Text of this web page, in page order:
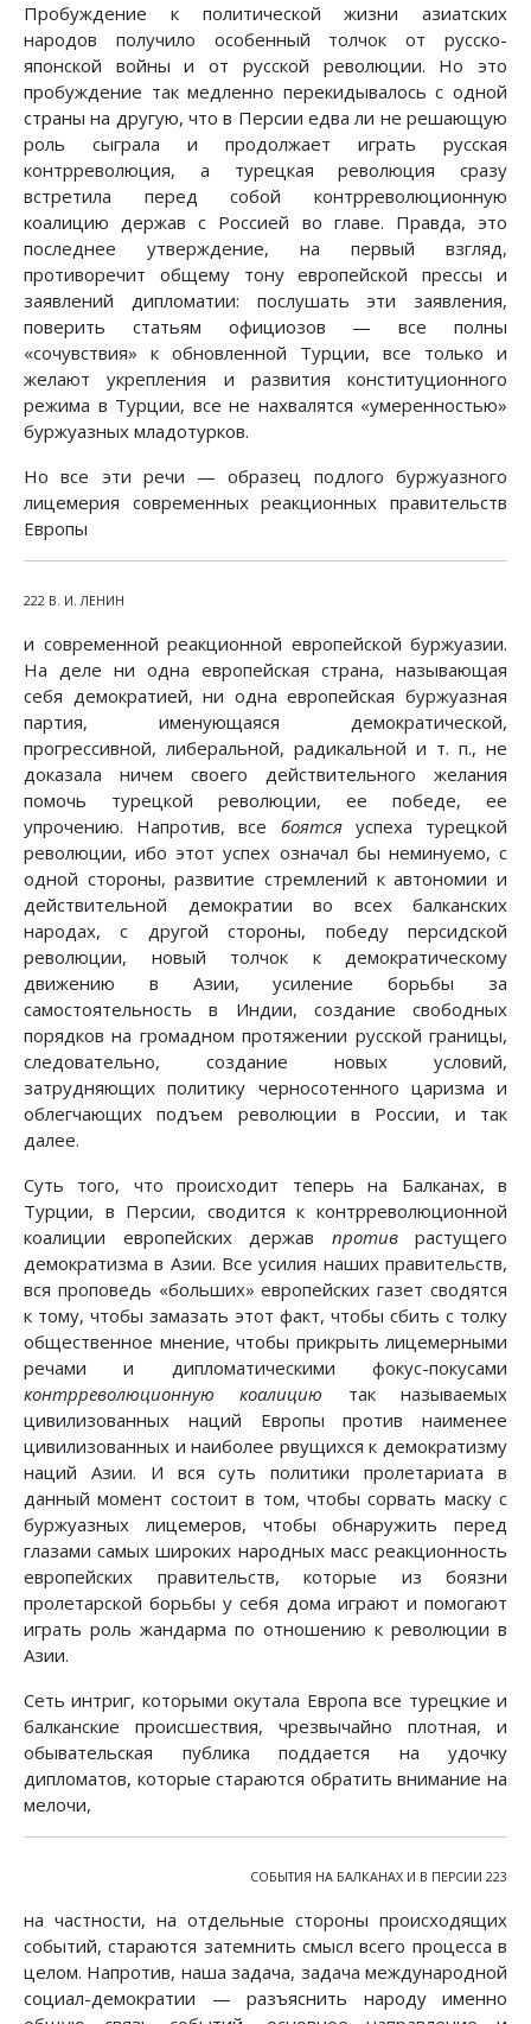
Пробуждение к политической жизни азиатских
народов получило особенный толчок от русско-
японской войны и от русской революции. Но это
пробуждение так медленно перекидывалось с одной
страны на другую, что в Персии едва ли не решающую
роль сыграла и продолжает играть русская
контрреволюция, а турецкая революция сразу
встретила перед собой контрреволюционную
коалицию держав с Россией во главе. Правда, это
последнее утверждение, на первый взгляд,
противоречит общему тону европейской прессы и
заявлений дипломатии: послушать эти заявления,
поверить статьям официозов — все полны
«сочувствия» к обновленной Турции, все только и
желают укрепления и развития конституционного
режима в Турции, все не нахвалятся «умеренностью»
буржуазных младотурков.
Но все эти речи — образец подлого буржуазного
лицемерия современных реакционных правительств
Европы
222 В. И. ЛЕНИН
и современной реакционной европейской буржуазии.
На деле ни одна европейская страна, называющая
себя демократией, ни одна европейская буржуазная
партия, именующаяся демократической,
прогрессивной, либеральной, радикальной и т. п., не
доказала ничем своего действительного желания
помочь турецкой революции, ее победе, ее
упрочению. Напротив, все боятсяуспеха турецкой
революции, ибо этот успех означал бы неминуемо, с
одной стороны, развитие стремлений к автономии и
действительной демократии во всех балканских
народах, с другой стороны, победу персидской
революции, новый толчок к демократическому
движению в Азии, усиление борьбы за
самостоятельность в Индии, создание свободных
порядков на громадном протяжении русской границы,
следовательно, создание новых условий,
затрудняющих политику черносотенного царизма и
облегчающих подъем революции в России, и так
далее.
Суть того, что происходит теперь на Балканах, в
Турции, в Персии, сводится к контрреволюционной
коалиции европейских держав противрастущего
демократизма в Азии. Все усилия наших правительств,
вся проповедь «больших» европейских газет сводятся
к тому, чтобы замазать этот факт, чтобы сбить с толку
общественное мнение, чтобы прикрыть лицемерными
речами и дипломатическими фокус-покусами
контрреволюционную коалицию так называемых
цивилизованных наций Европы против наименее
цивилизованных и наиболее рвущихся к демократизму
наций Азии. И вся суть политики пролетариата в
данный момент состоит в том, чтобы сорвать маску с
буржуазных лицемеров, чтобы обнаружить перед
глазами самых широких народных масс реакционность
европейских правительств, которые из боязни
пролетарской борьбы у себя дома играют и помогают
играть роль жандарма по отношению к революции в
Азии.
Сеть интриг, которыми окутала Европа все турецкие и
балканские происшествия, чрезвычайно плотная, и
обывательская публика поддается на удочку
дипломатов, которые стараются обратить внимание на
мелочи,
СОБЫТИЯ НА БАЛКАНАХ И В ПЕРСИИ 223
на частности, на отдельные стороны происходящих
событий, стараются затемнить смысл всего процесса в
целом. Напротив, наша задача, задача международной
социал-демократии — разъяснить народу именно